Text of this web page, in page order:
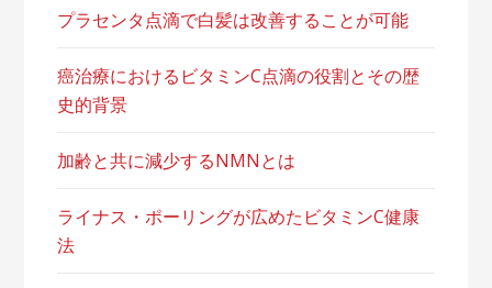
プラセンタ点滴で白髪は改善することが可能
癌治療におけるビタミンC点滴の役割とその歴
史的背景
加齢と共に減少するNMNとは
ライナス・ポーリングが広めたビタミンC健康
法